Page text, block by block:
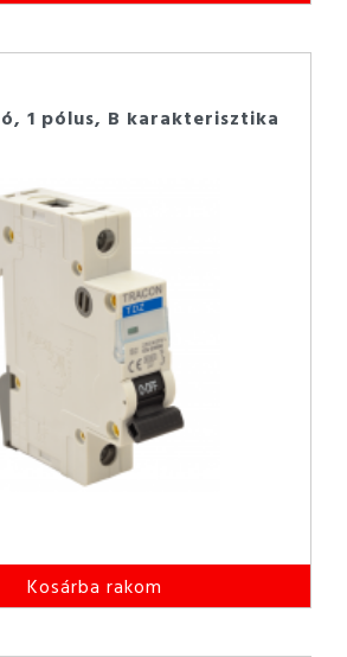
1 pólus, B karakterisztika
Kosárba rakom